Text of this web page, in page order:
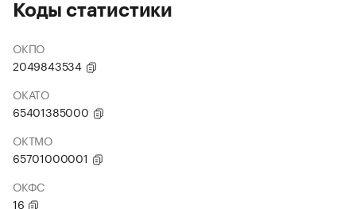
Коды статистики
ОКПО
2049843534
ОКАТО
65401385000
ОКТМО
65701000001
ОКФС
16